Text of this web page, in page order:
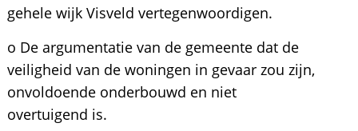
gehele wijk Visveld vertegenwoordigen.
o De argumentatie van de gemeente dat de
veiligheid van de woningen in gevaar zou zijn,
onvoldoende onderbouwd en niet
overtuigend is.